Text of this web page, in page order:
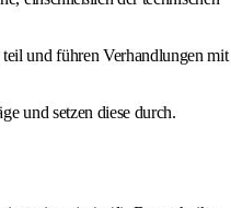
und führen Verhandlungen mit
und setzen diese durch.